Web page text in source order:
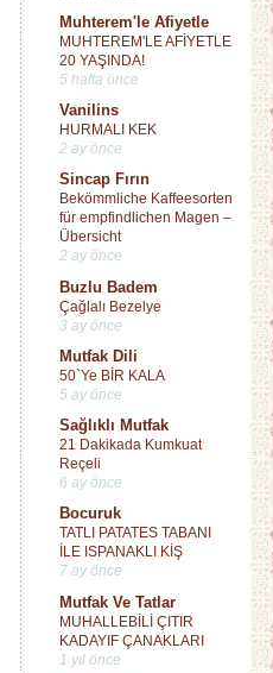
Muhterem'le Afiyetle
MUHTEREM'LE AFİYETLE
20 YAŞINDA!
5 hafta önce
Vanilins
HURMALI KEK
2 ay önce
Sincap Fırın
Bekömmliche Kaffeesorten
für empfindlichen Magen –
Übersicht
2 ay önce
Buzlu Badem
Çağlalı Bezelye
3 ay önce
Mutfak Dili
50`Ye BİR KALA
5 ay önce
Sağlıklı Mutfak
21 Dakikada Kumkuat
Reçeli
6 ay önce
Bocuruk
TATLI PATATES TABANI
İLE ISPANAKLI KİŞ
7 ay önce
Mutfak Ve Tatlar
MUHALLEBİLİ ÇITIR
KADAYIF ÇANAKLARI
1 yıl önce